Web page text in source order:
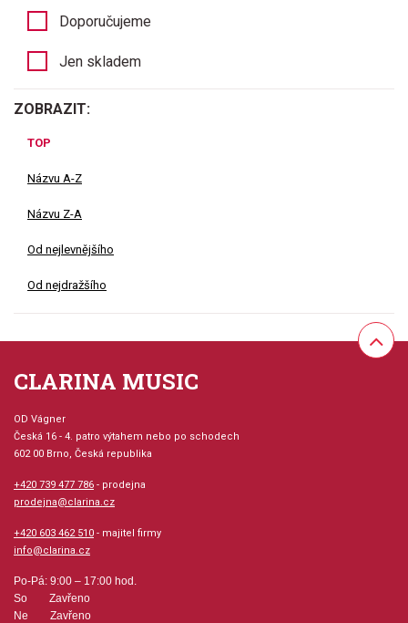
Doporučujeme
Jen skladem
ZOBRAZIT:
TOP
Názvu A-Z
Názvu Z-A
Od nejlevnějšího
Od nejdražšího
CLARINA MUSIC
OD Vágner
Česká 16 - 4. patro výtahem nebo po schodech
602 00 Brno, Česká republika
+420 739 477 786 - prodejna
prodejna@clarina.cz
+420 603 462 510 - majitel firmy
info@clarina.cz
Po-Pá: 9:00 – 17:00 hod.
So Zavřeno
Ne Zavřeno